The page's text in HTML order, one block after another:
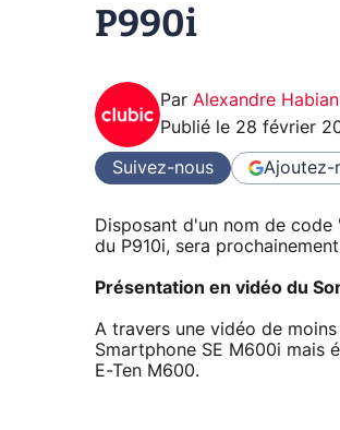
P990i
Par Alexandre Habian
Publié le 28 février
Suivez-nous Ajoutez-
Disposant d'un nom de code
du P910i, sera
Présentation en vidéo du
A travers une vidéo de
Smartphone SE M600i mais
E-Ten M600.